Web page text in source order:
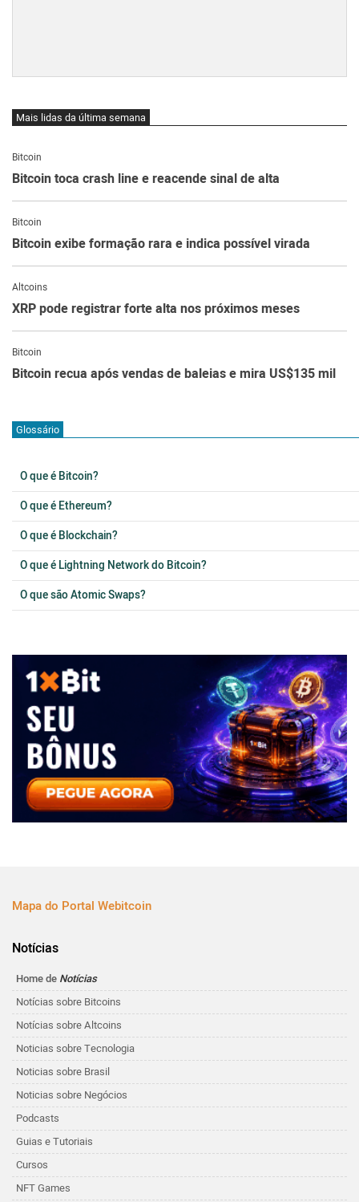
Mais lidas da última semana
Bitcoin
Bitcoin toca crash line e reacende sinal de alta
Bitcoin
Bitcoin exibe formação rara e indica possível virada
Altcoins
XRP pode registrar forte alta nos próximos meses
Bitcoin
Bitcoin recua após vendas de baleias e mira US$135 mil
Glossário
O que é Bitcoin?
O que é Ethereum?
O que é Blockchain?
O que é Lightning Network do Bitcoin?
O que são Atomic Swaps?
Mapa do Portal Webitcoin
Notícias
Home de Notícias
Notícias sobre Bitcoins
Notícias sobre Altcoins
Noticias sobre Tecnologia
Noticias sobre Brasil
Noticias sobre Negócios
Podcasts
Guias e Tutoriais
Cursos
NFT Games